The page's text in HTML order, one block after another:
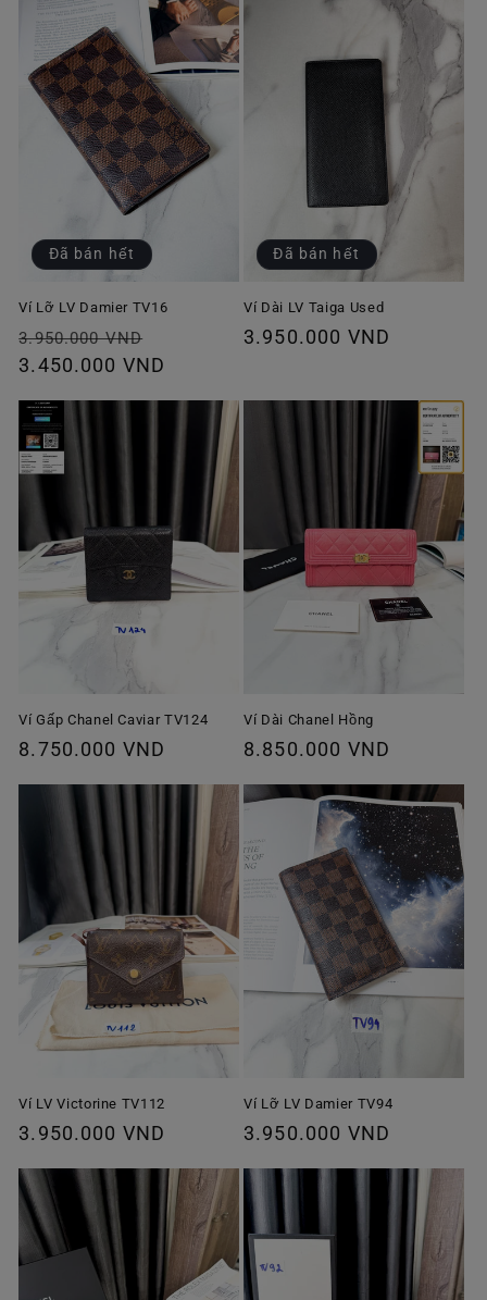
Đã bán hết
Ví Lỡ LV Damier TV16
Giá
thông
3.950.000 VND
ưu
3.450.000 VND
Đã bán hết
Ví Dài LV Taiga Used
Giá
3.950.000 VND
Ví Gấp Chanel Caviar TV124
Giá
8.750.000 VND
Ví Dài Chanel Hồng
Giá
thường
8.850.000 VND
Ví LV Victorine TV112
Giá
thường
3.950.000 VND
Ví Lỡ LV Damier TV94
Giá
thường
3.950.000 VND